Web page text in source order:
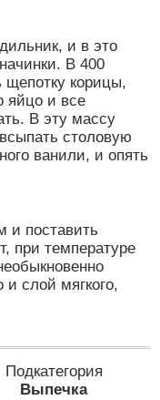
и в это
В 400
щепотку корицы,
яйцо и все
В эту массу
столовую
ванили, и опять
и поставить
при температуре
и слой мягкого,
Подкатегория
Выпечка